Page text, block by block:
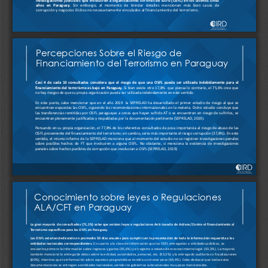
años en Paraguay. Sin embargo, al momento de brindar detalles mencionan más bien casos de
corrupción y negocios ilícitos no necesariamente vinculados al financiamiento del terrorismo.
Percepciones Sobre el Riesgo de
Financiamiento del Terrorismo en Paraguay
Casi 4 de cada 10 consultados considera que el riesgo de que una OSFL pueda ser utilizada indebidamente para el
financiamiento del terrorismo es bajo en Paraguay. Si bien existe otro 17,8% que piensa lo contrario, el 75,6% cree que
no hay riesgos de que su propia organización pueda ser utilizada indebidamente en este sentido.
En este punto, cabe mencionar que en el año 2019 la SEPRELAD ha desarrollado el primer estudio de riesgo al que se
encuentran expuestas las OSFL, siguiendo las recomendaciones internacionales en la materia. Dicho estudio concluye que
las transferencias remitidas por OSFL paraguayas a zonas que hayan sufrido AT o se encuentren en riesgo de sufrirlos, se
encuentran plenamente justificadas y respaldadas por la documentación pertinente (SEPRELAD, 2019).
Pensando en su propia organización, el 77,8% de los referentes consultados da poca importancia al riesgo de abuso de las
OSFL proveniente del financiamiento del terrorismo; en cambio, sería más importante el riesgo corrupción (37,8%). En este
sentido, el mismo informe de la SEPRELAD menciona que al momento del estudio no se registran investigaciones penales
sobre posibles hechos de FT que involucren a alguna OSFL. No obstante, sí menciona la existencia de investigaciones
penales sobre hechos punibles de corrupción que involucran a OSFL (SEPRELAD, 2019)
Conocimiento sobre leyes o Regulaciones
ALA/CFT en Paraguay
La gran mayoría de consultados (71,1%) sabe que existen leyes o regulaciones Anti-Lavado de Activos/Contra el financiamiento al
Terrorismo específicas para las OSFL en Paraguay.
Las OSFL estarían dedicando en promedio 50 días anuales para cumplir con la presentación de toda la información requerida a las
entidades nacionales correspondientes. En cuanto a la clase de información que las OSFL entregarían a entidades públicas, se
encuentra primero la información sobre ingresos y gastos (95,6%) y el registro o estado de reconocimiento legal  (93,3%). La mayoría
también mencionó la entrega de datos sobre la entidad, autoridades, personal, etc. (93,3%) y la entrega de auditorías o fiscalizaciones
(80%); mientras que la información sobre aspectos programáticos tendría un menor peso (64,4%). Cabe destacar que todas estas
documentaciones se entregan a entidades nacionales, siendo los gobiernos subnacionales muy poco mencionados.